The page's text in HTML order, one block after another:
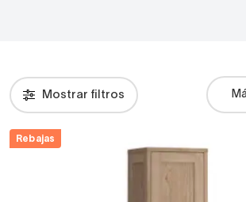
Mostrar filtros
Rebajas